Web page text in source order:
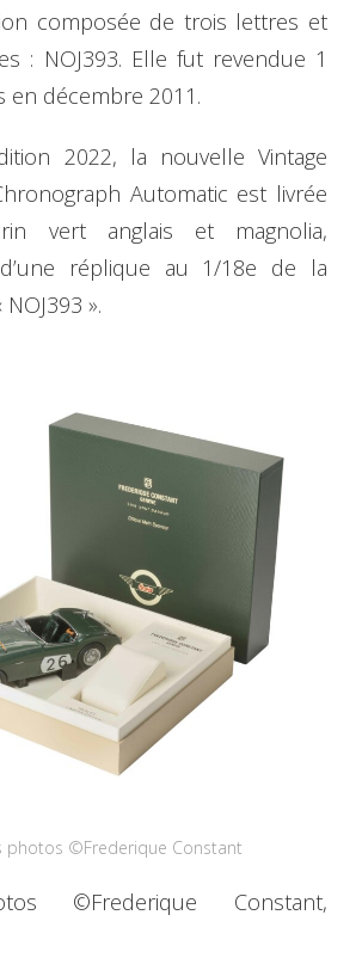
composée de trois lettres et
: NOJ393. Elle fut revendue 1
en décembre 2011.
2022, la nouvelle Vintage
Automatic est livrée
vert anglais et magnolia,
réplique au 1/18e de la
».
photos ©Frederique Constant
©Frederique Constant,